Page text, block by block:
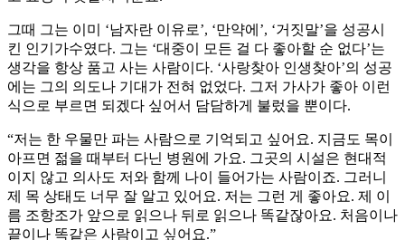
그때 그는 이미 ‘남자란 이유로’, ‘만약에’, ‘거짓말’을 성공시
킨 인기가수였다. 그는 ‘대중이 모든 걸 다 좋아할 순 없다’는
생각을 항상 품고 사는 사람이다. ‘사랑찾아 인생찾아’의 성공
에는 그의 의도나 기대가 전혀 없었다. 그저 가사가 좋아 이런
식으로 부르면 되겠다 싶어서 담담하게 불렀을 뿐이다.
“저는 한 우물만 파는 사람으로 기억되고 싶어요. 지금도 목이
아프면 젊을 때부터 다닌 병원에 가요. 그곳의 시설은 현대적
이지 않고 의사도 저와 함께 나이 들어가는 사람이죠. 그러니
제 목 상태도 너무 잘 알고 있어요. 저는 그런 게 좋아요. 제 이
름 조항조가 앞으로 읽으나 뒤로 읽으나 똑같잖아요. 처음이나
끝이나 똑같은 사람이고 싶어요.”